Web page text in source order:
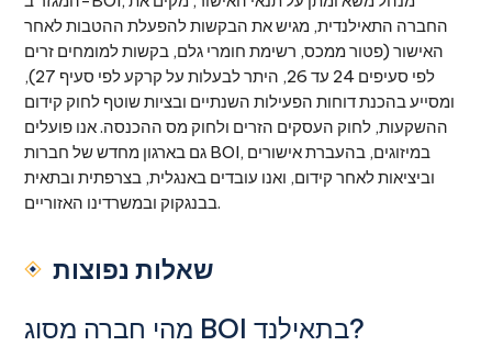
החברה התאילנדית, מגיש את הבקשות להפעלת ההטבות לאחר
האישור (פטור ממכס, רשימת חומרי גלם, בקשות למומחים זרים
לפי סעיפים 24 עד 26, היתר לבעלות על קרקע לפי סעיף 27),
ומסייע בהכנת דוחות הפעילות השנתיים ובציות שוטף לחוק קידום
ההשקעות, לחוק העסקים הזרים ולחוק מס ההכנסה. אנו פועלים
גם בארגון מחדש של חברות BOI, במיזוגים, בהעברת אישורים
וביציאות לאחר קידום, ואנו עובדים באנגלית, בצרפתית ובתאית
בבנגקוק ובמשרדינו האזוריים.
שאלות נפוצות
מהי חברה מסוג BOI בתאילנד?